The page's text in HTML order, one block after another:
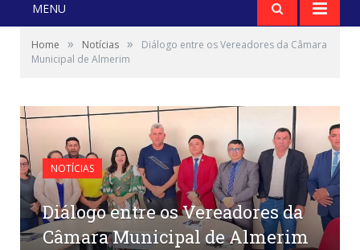
MENU
Home » Notícias »
Diálogo entre os Vereadores da Câmara
Municipal de Almerim
NOTÍCIAS
Diálogo entre os Vereadores da
Câmara Municipal de Almerim